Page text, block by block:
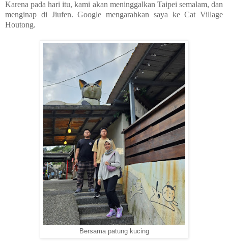
Karena pada hari itu, kami akan meninggalkan Taipei semalam, dan
menginap di Jiufen. Google mengarahkan saya ke Cat Village
Houtong.
Bersama patung kucing